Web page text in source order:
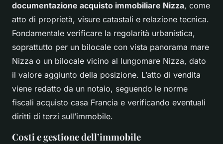
documentazione acquisto immobiliare Nizza, come
atto di proprietà, visure catastali e relazione tecnica.
Fondamentale verificare la regolarità urbanistica,
soprattutto per un bilocale con vista panorama mare
Nizza o un bilocale vicino al lungomare Nizza, dato
il valore aggiunto della posizione. L’atto di vendita
viene redatto da un notaio, seguendo le norme
fiscali acquisto casa Francia e verificando eventuali
diritti di terzi sull’immobile.
Costi e gestione dell’immobile